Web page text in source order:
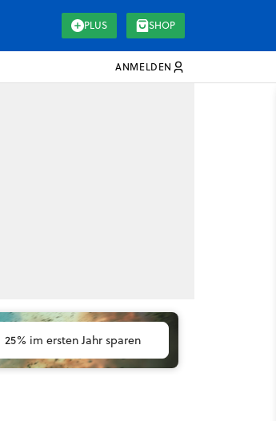
PLUS SHOP
ANMELDEN
25% im ersten Jahr sparen